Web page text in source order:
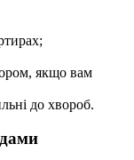
якщо вам
до хвороб.